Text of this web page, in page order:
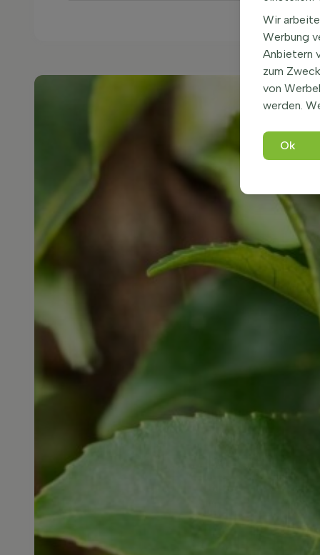
Wir
Werbung
Anbietern
zum
von
werden.
Ok